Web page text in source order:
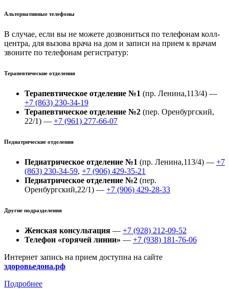
Альтернативные телефоны
В случае, если вы не можете дозвониться по телефонам колл-
центра, для вызова врача на дом и записи на прием к врачам
звоните по телефонам регистратур:
Терапевтические отделения
Терапевтическое отделение №1 (пр. Ленина,113/4) —
+7 (863) 230-34-19
Терапевтическое отделение №2 (пер. Оренбургский,
22/1) — +7 (961) 277-66-07
Педиатрические отделения
Педиатрическое отделение №1 (пр. Ленина,113/4) — +7
(863) 230-34-59, +7 (906) 429-35-21
Педиатрическое отделение №2 (пер.
Оренбургский,22/1) — +7 (906) 429-28-33
Другие подразделения
Женская консультация — +7 (928) 212-09-52
Телефон «горячей линии» — +7 (938) 181-76-06
Интернет запись на прием доступна на сайте
здоровьедона.рф
Подробнее